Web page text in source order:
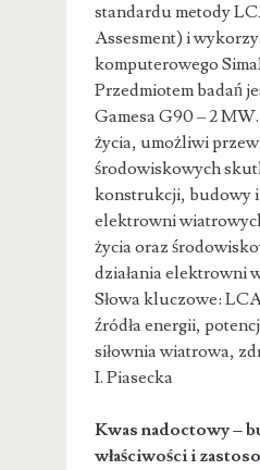
standardu metody
Assesment) i
komputerowego
Przedmiotem badań
Gamesa G90 – 2
życia, umożliwi
środowiskowych
konstrukcji, budowy i
elektrowni
życia oraz
działania elektrowni
Słowa kluczowe:
źródła energii,
siłownia wiatrowa,
I.
Kwas nadoctowy –
właściwości i